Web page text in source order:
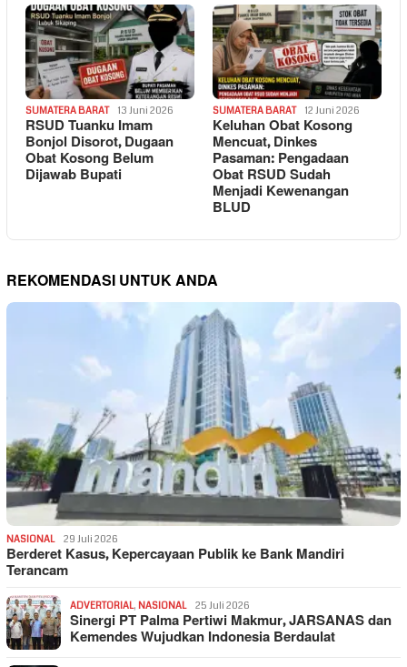
SUMATERA BARAT 13 Juni 2026
RSUD Tuanku Imam
Bonjol Disorot, Dugaan
Obat Kosong Belum
Dijawab Bupati
SUMATERA BARAT 12 Juni 2026
Keluhan Obat Kosong
Mencuat, Dinkes
Pasaman: Pengadaan
Obat RSUD Sudah
Menjadi Kewenangan
BLUD
REKOMENDASI UNTUK ANDA
NASIONAL 29 Juli 2026
Berderet Kasus, Kepercayaan Publik ke Bank Mandiri
Terancam
ADVERTORIAL, NASIONAL 25 Juli 2026
Sinergi PT Palma Pertiwi Makmur, JARSANAS dan
Kemendes Wujudkan Indonesia Berdaulat